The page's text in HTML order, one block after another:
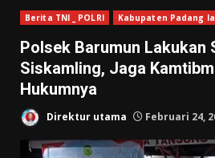
Berita TNI _ POLRI Kabupaten Padang
Polsek Barumun Lakukan
Siskamling, Jaga
Hukumnya
Direktur utama Februari 24,